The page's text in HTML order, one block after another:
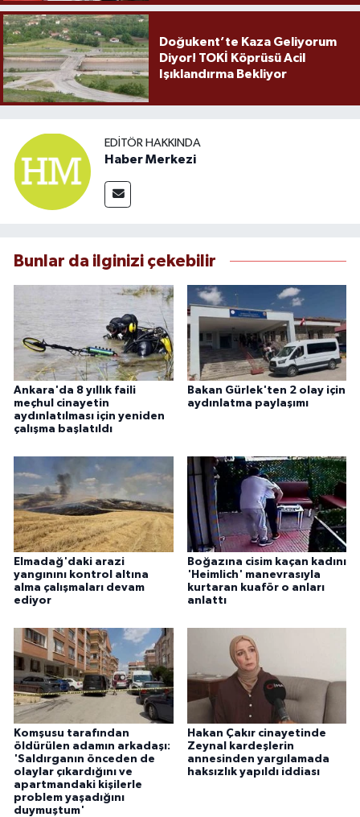
Doğukent’te Kaza Geliyorum
Diyor! TOKİ Köprüsü Acil
Işıklandırma Bekliyor
EDITÖR HAKKINDA
Haber Merkezi
Bunlar da ilginizi çekebilir
Ankara'da 8 yıllık faili
meçhul cinayetin
aydınlatılması için yeniden
çalışma başlatıldı
Bakan Gürlek'ten 2 olay için
aydınlatma paylaşımı
Elmadağ'daki arazi
yangınını kontrol altına
alma çalışmaları devam
ediyor
Boğazına cisim kaçan kadını
'Heimlich' manevrasıyla
kurtaran kuaför o anları
anlattı
Komşusu tarafından
öldürülen adamın arkadaşı:
'Saldırganın önceden de
olaylar çıkardığını ve
apartmandaki kişilerle
problem yaşadığını
duymuştum'
Hakan Çakır cinayetinde
Zeynal kardeşlerin
annesinden yargılamada
haksızlık yapıldı iddiası